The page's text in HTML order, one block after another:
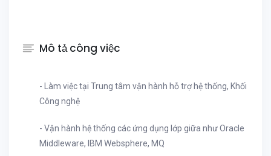
Mô tả công việc
- Làm việc tại Trung tâm vận hành hỗ trợ hệ thống, Khối
Công nghệ
- Vận hành hệ thống các ứng dụng lớp giữa như Oracle
Middleware, IBM Websphere, MQ